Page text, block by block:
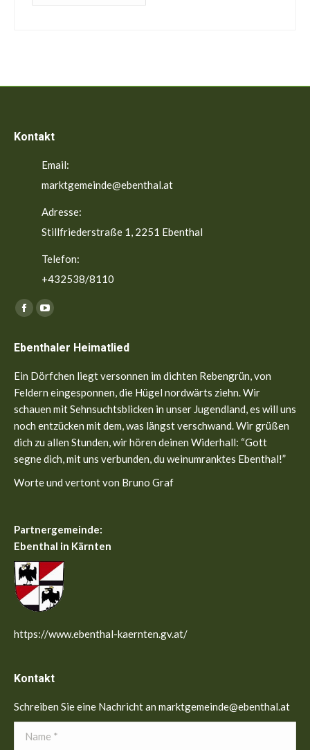
Kontakt
Email:
marktgemeinde@ebenthal.at
Adresse:
Stillfriederstraße 1, 2251 Ebenthal
Telefon:
+432538/8110
Finden Sie uns auf:
Facebook
opens
in
new
window
YouTube
opens
in
new
window
Ebenthaler Heimatlied
Ein Dörfchen liegt versonnen im dichten Rebengrün, von
Feldern eingesponnen, die Hügel nordwärts ziehn. Wir
schauen mit Sehnsuchtsblicken in unser Jugendland, es will uns
noch entzücken mit dem, was längst verschwand. Wir grüßen
dich zu allen Stunden, wir hören deinen Widerhall: “Gott
segne dich, mit uns verbunden, du weinumranktes Ebenthal!”
Worte und vertont von Bruno Graf
Partnergemeinde:
Ebenthal in Kärnten
https://www.ebenthal-kaernten.gv.at/
Kontakt
Schreiben Sie eine Nachricht an marktgemeinde@ebenthal.at
Name *